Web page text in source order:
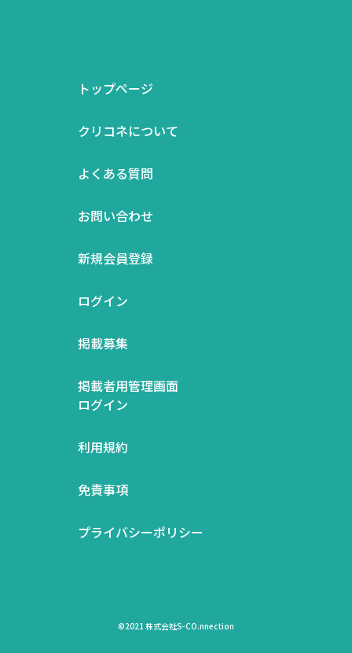
トップページ
クリコネについて
よくある質問
お問い合わせ
新規会員登録
ログイン
掲載募集
掲載者用管理画面
ログイン
利用規約
免責事項
プライバシーポリシー
©2021 株式会社S-CO.nnection